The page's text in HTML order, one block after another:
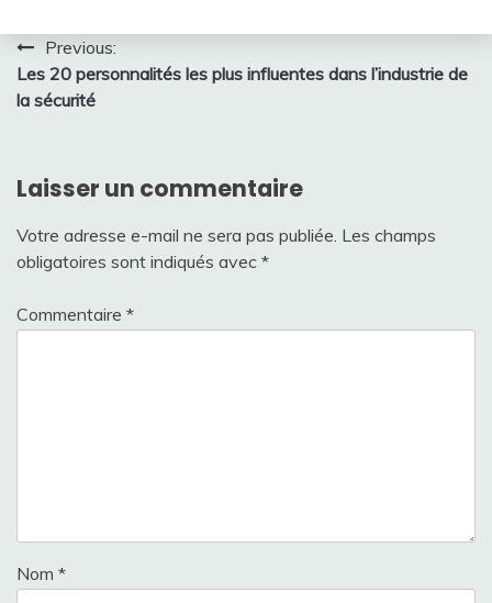
Navigation
de
Previous:
Les 20 personnalités les plus influentes dans l’industrie de
la sécurité
Laisser un commentaire
Votre adresse e-mail ne sera pas publiée. Les champs
obligatoires sont indiqués avec *
Commentaire *
Nom *